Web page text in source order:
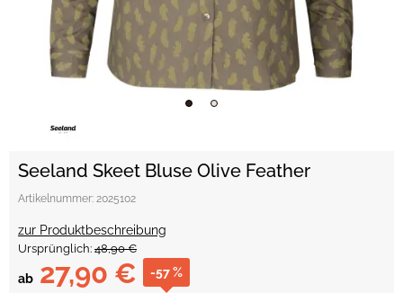
Seeland Skeet Bluse Olive Feather
Artikelnummer: 2025102
zur Produktbeschreibung
Ursprünglich: 48,90 €
ab 27,90 € -57 %